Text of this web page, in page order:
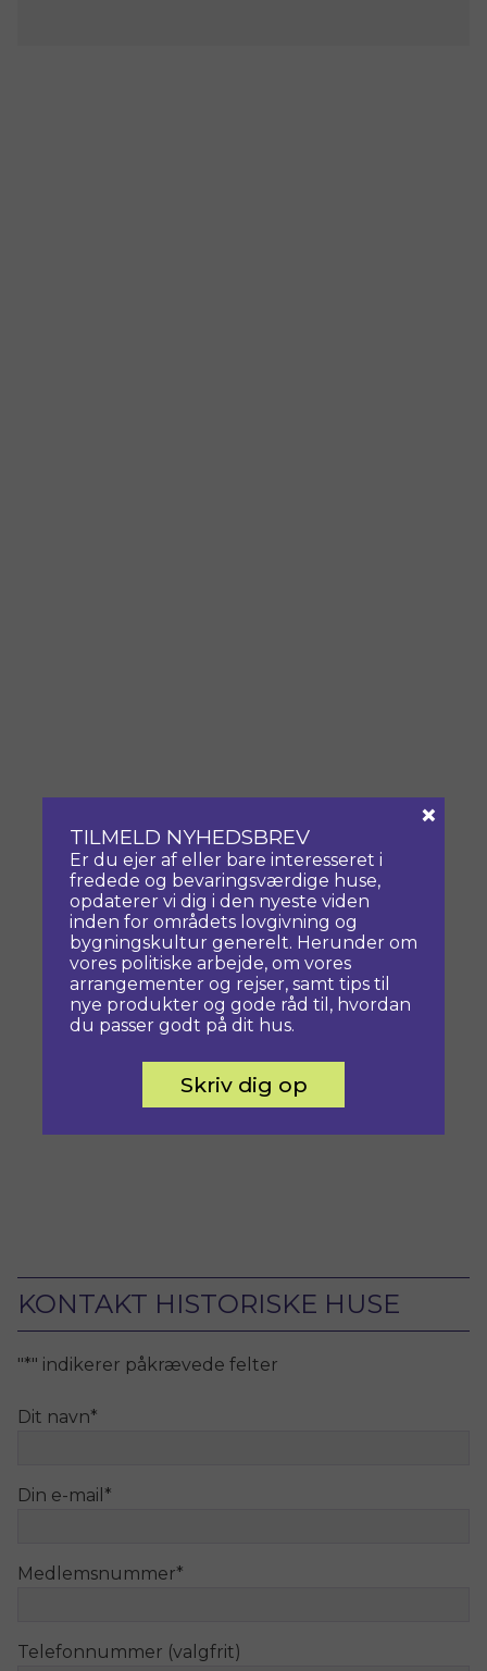
KONTAKT HISTORISKE HUSE
"*" indikerer påkrævede felter
Dit navn*
Din e-mail *
Medlemsnummer*
Telefonnummer (valgfrit)
TILMELD NYHEDSBREV
Er du ejer af eller bare interesseret i
fredede og bevaringsværdige huse,
opdaterer vi dig i den nyeste viden
inden for områdets lovgivning og
bygningskultur generelt. Herunder om
vores politiske arbejde, om vores
arrangementer og rejser, samt tips til
nye produkter og gode råd til, hvordan
du passer godt på dit hus.
Skriv dig op
×